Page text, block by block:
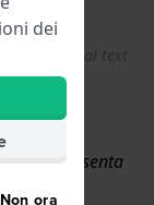
Show original text
e presenta
sono
dei
Non ora